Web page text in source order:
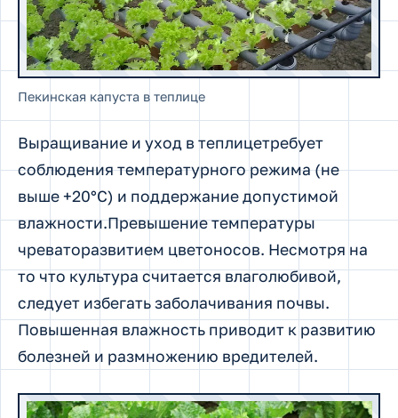
Пекинская капуста в теплице
Выращивание и уход в теплицетребует
соблюдения температурного режима (не
выше +20°С) и поддержание допустимой
влажности.Превышение температуры
чреваторазвитием цветоносов. Несмотря на
то что культура считается влаголюбивой,
следует избегать заболачивания почвы.
Повышенная влажность приводит к развитию
болезней и размножению вредителей.